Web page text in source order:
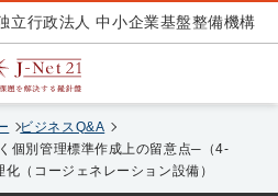
立行政法人 中小企業基盤整備機構
ビジネスQ&A
個別管理標準作成上の留意点─（4-
（コージェネレーション設備）